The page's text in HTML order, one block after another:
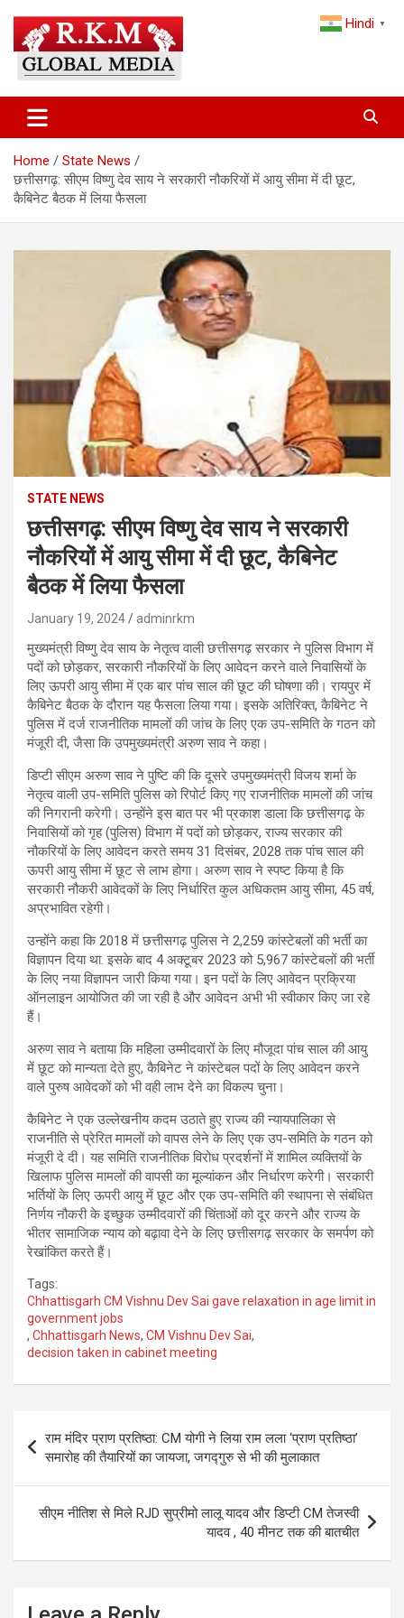
content
Latest Hindi News & Breaking
News – RKM Global Media
and the World
Home
State News
छत्तीसगढ़: सीएम विष्णु देव साय ने सरकारी नौकरियों में आयु सीमा में दी छूट,
कैबिनेट बैठक में लिया फैसला
STATE NEWS
छत्तीसगढ़: सीएम विष्णु देव साय ने सरकारी
नौकरियों में आयु सीमा में दी छूट, कैबिनेट
बैठक में लिया फैसला
January 19, 2024 adminrkm
मुख्यमंत्री विष्णु देव साय के नेतृत्व वाली छत्तीसगढ़ सरकार ने पुलिस विभाग में
पदों को छोड़कर, सरकारी नौकरियों के लिए आवेदन करने वाले निवासियों के
लिए ऊपरी आयु सीमा में एक बार पांच साल की छूट की घोषणा की। रायपुर में
कैबिनेट बैठक के दौरान यह फैसला लिया गया। इसके अतिरिक्त, कैबिनेट ने
पुलिस में दर्ज राजनीतिक मामलों की जांच के लिए एक उप-समिति के गठन को
मंजूरी दी, जैसा कि उपमुख्यमंत्री अरुण साव ने कहा।
डिप्टी सीएम अरुण साव ने पुष्टि की कि दूसरे उपमुख्यमंत्री विजय शर्मा के
नेतृत्व वाली उप-समिति पुलिस को रिपोर्ट किए गए राजनीतिक मामलों की जांच
की निगरानी करेगी। उन्होंने इस बात पर भी प्रकाश डाला कि छत्तीसगढ़ के
निवासियों को गृह (पुलिस) विभाग में पदों को छोड़कर, राज्य सरकार की
नौकरियों के लिए आवेदन करते समय 31 दिसंबर, 2028 तक पांच साल की
ऊपरी आयु सीमा में छूट से लाभ होगा। अरुण साव ने स्पष्ट किया है कि
सरकारी नौकरी आवेदकों के लिए निर्धारित कुल अधिकतम आयु सीमा, 45 वर्ष,
अप्रभावित रहेगी।
उन्होंने कहा कि 2018 में छत्तीसगढ़ पुलिस ने 2,259 कांस्टेबलों की भर्ती का
विज्ञापन दिया था. इसके बाद 4 अक्टूबर 2023 को 5,967 कांस्टेबलों की भर्ती
के लिए नया विज्ञापन जारी किया गया। इन पदों के लिए आवेदन प्रक्रिया
ऑनलाइन आयोजित की जा रही है और आवेदन अभी भी स्वीकार किए जा रहे
हैं।
अरुण साव ने बताया कि महिला उम्मीदवारों के लिए मौजूदा पांच साल की आयु
में छूट को मान्यता देते हुए, कैबिनेट ने कांस्टेबल पदों के लिए आवेदन करने
वाले पुरुष आवेदकों को भी वही लाभ देने का विकल्प चुना।
कैबिनेट ने एक उल्लेखनीय कदम उठाते हुए राज्य की न्यायपालिका से
राजनीति से प्रेरित मामलों को वापस लेने के लिए एक उप-समिति के गठन को
मंजूरी दे दी। यह समिति राजनीतिक विरोध प्रदर्शनों में शामिल व्यक्तियों के
खिलाफ पुलिस मामलों की वापसी का मूल्यांकन और निर्धारण करेगी। सरकारी
भर्तियों के लिए ऊपरी आयु में छूट और एक उप-समिति की स्थापना से संबंधित
निर्णय नौकरी के इच्छुक उम्मीदवारों की चिंताओं को दूर करने और राज्य के
भीतर सामाजिक न्याय को बढ़ावा देने के लिए छत्तीसगढ़ सरकार के समर्पण को
रेखांकित करते हैं।
Tags:
Chhattisgarh CM Vishnu Dev Sai gave relaxation in age limit in
government jobs
, Chhattisgarh News, CM Vishnu Dev Sai,
decision taken in cabinet meeting
navigation
राम मंदिर प्राण प्रतिष्ठा: CM योगी ने लिया राम लला ‘प्राण प्रतिष्ठा’
समारोह की तैयारियों का जायजा, जगद्गुरु से भी की मुलाकात
सीएम नीतिश से मिले RJD सुप्रीमो लालू यादव और डिप्टी CM तेजस्वी
यादव , 40 मीनट तक की बातचीत
Hindi ▼